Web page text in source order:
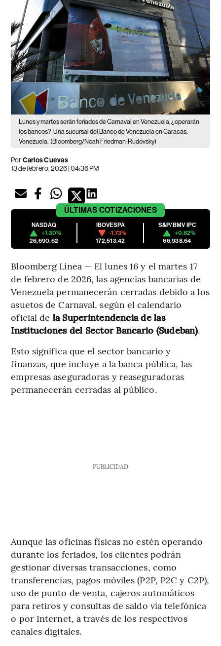
Lunes y martes serán feriados de Carnaval en Venezuela, ¿operarán
los bancos? Una sucursal del Banco de Venezuela en Caracas,
Venezuela. (Bloomberg/Noah Friedman-Rudovsky)
PorCarlos Cuevas
13 de febrero, 2026 | 04:36 PM
ÚLTIMAS COTIZACIONES
NASDAQ
+1.30%
26,690.62
IBOVESPA
-1.73%
172,513.42
S&P/BMV IPC
+0.82%
66,938.64
Bloomberg Línea — El lunes 16 y el martes 17
de febrero de 2026, las agencias bancarias de
Venezuela permanecerán cerradas debido a los
asuetos de Carnaval, según el calendario
oficial de la Superintendencia de las
Instituciones del Sector Bancario (Sudeban).
Esto significa que el sector bancario y
finanzas, que incluye a la banca pública, las
empresas aseguradoras y reaseguradoras
permanecerán cerradas al público.
PUBLICIDAD
Aunque las oficinas físicas no estén operando
durante los feriados, los clientes podrán
gestionar diversas transacciones, como
transferencias, pagos móviles (P2P, P2C y C2P),
uso de punto de venta, cajeros automáticos
para retiros y consultas de saldo vía telefónica
o por Internet, a través de los respectivos
canales digitales.